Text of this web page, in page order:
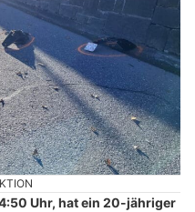
Uhr, hat ein 20-jähriger